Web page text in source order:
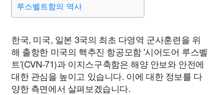
루스벨트함의 역사
한국, 미국, 일본 3국의 최초 다영역 군사훈련을 위
해 출항한 미국의 핵추진 항공모함 '시어도어 루스벨
트'(CVN-71)과 이지스구축함은 해양 안보와 안전에
대한 관심을 높이고 있습니다. 이에 대한 정보를 다
양한 측면에서 살펴보겠습니다.